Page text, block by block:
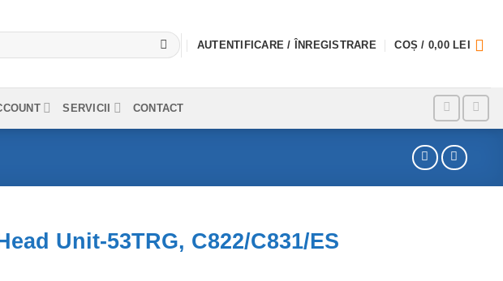
AUTENTIFICARE / ÎNREGISTRARE COȘ / 0,00LEI
SERVICII CONTACT
Unit-53TRG, C822/C831/ES